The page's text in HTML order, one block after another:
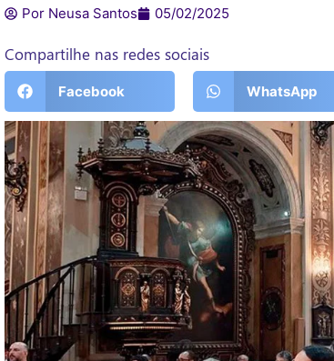
Por Neusa Santos 05/02/2025
Compartilhe nas redes sociais
Facebook WhatsApp